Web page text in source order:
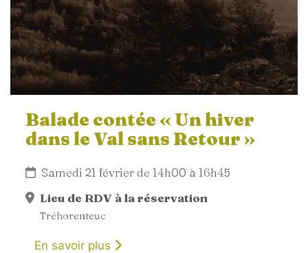
Balade contée « Un hiver
dans le Val sans Retour »
Samedi 21 février de 14h00 à 16h45
Lieu de RDV à la réservation
Tréhorenteuc
En savoir plus